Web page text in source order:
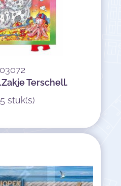
Terschell.
stuk(s)